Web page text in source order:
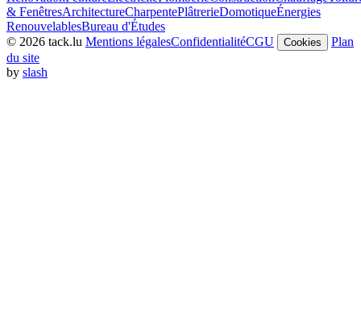
& FenêtresArchitectureCharpentePlâtrerieDomotiqueÉnergies
RenouvelablesBureau d'Études
© 2026 tack.lu Mentions légalesConfidentialitéCGU Cookies
Plan
du site
by slash